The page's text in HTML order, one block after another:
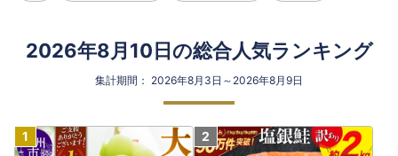
2026年8月10日の総合人気ランキング
集計期間： 2026年8月3日～2026年8月9日